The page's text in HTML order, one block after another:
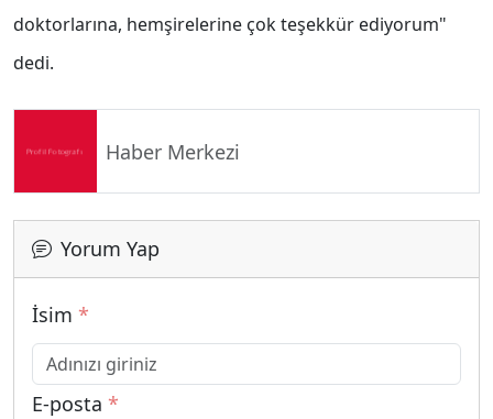
doktorlarına, hemşirelerine çok teşekkür ediyorum"
dedi.
Haber Merkezi
Yorum Yap
İsim *
E-posta *